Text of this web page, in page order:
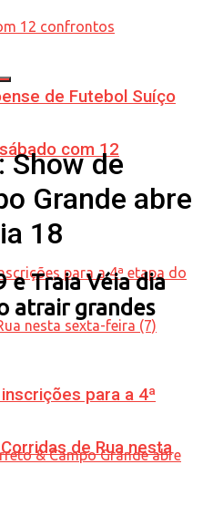
de Futebol Suíço
com 12
para a 4ª
de Rua nesta
Show de
Grande abre
18
e Traia Véia dia
atrair grandes